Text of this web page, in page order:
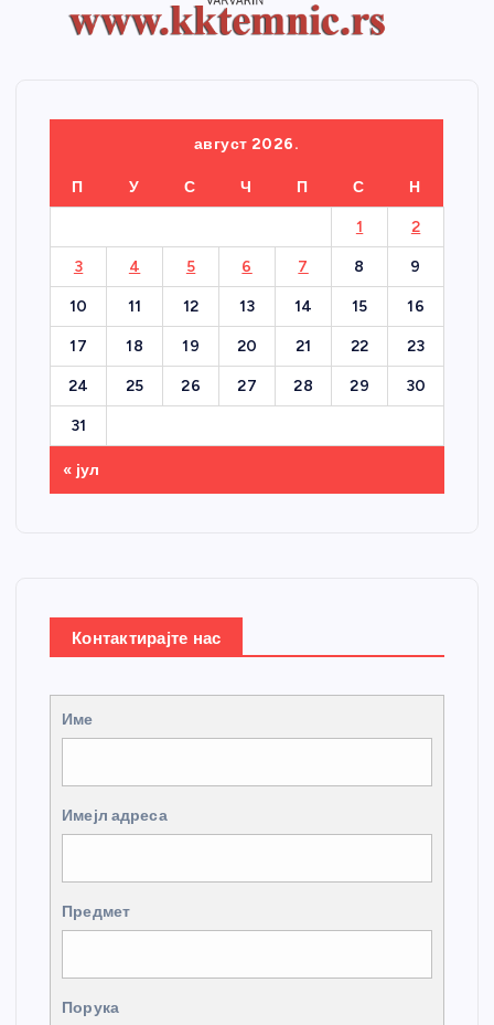
август 2026.
П У С Ч П С Н
1 2
3 4 5 6 7 8 9
10 11 12 13 14 15 16
17 18 19 20 21 22 23
24 25 26 27 28 29 30
31
« јул
Контактирајте нас
Име
Имејл адреса
Предмет
Порука